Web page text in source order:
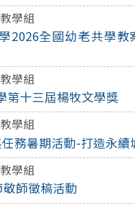
教學組
2026全國幼老共學教
教學組
第十三屆楊牧文學獎
教學組
任務暑期活動-打造永
教學組
師徵稿活動